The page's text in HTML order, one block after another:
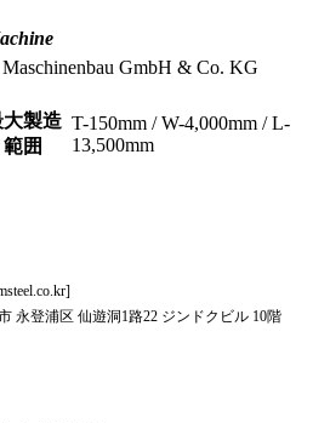
GmbH & Co. KG
大製造
範囲
T-150mm / W-4,000mm / L-
13,500mm
永登浦区 仙遊洞1路22 ジンドクビル 10階